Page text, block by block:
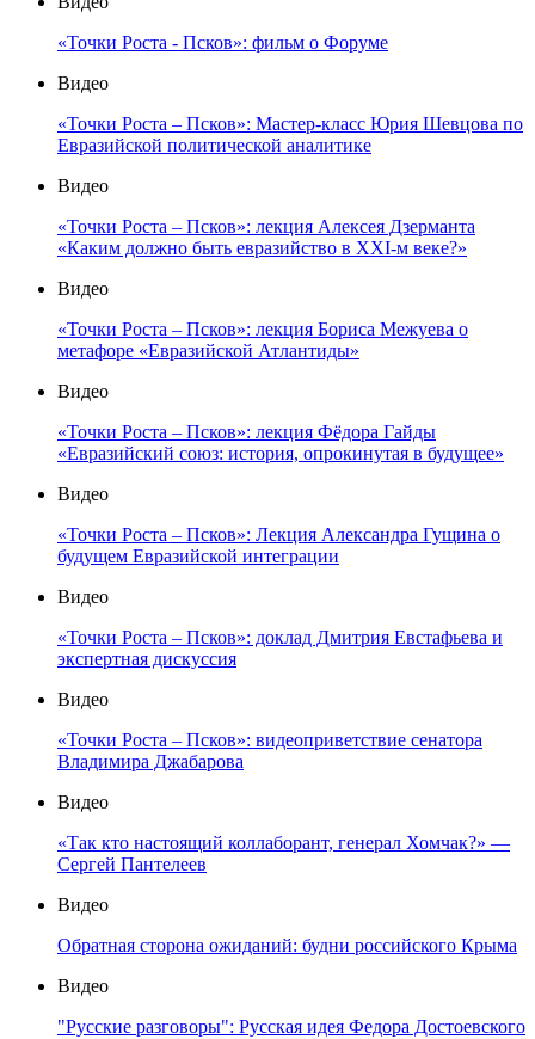
«Точки Роста - Псков»: фильм о Форуме
Видео
«Точки Роста – Псков»: Мастер-класс Юрия Шевцова по
Евразийской политической аналитике
Видео
«Точки Роста – Псков»: лекция Алексея Дзерманта
«Каким должно быть евразийство в XXI-м веке?»
Видео
«Точки Роста – Псков»: лекция Бориса Межуева о
метафоре «Евразийской Атлантиды»
Видео
«Точки Роста – Псков»: лекция Фёдора Гайды
«Евразийский союз: история, опрокинутая в будущее»
Видео
«Точки Роста – Псков»: Лекция Александра Гущина о
будущем Евразийской интеграции
Видео
«Точки Роста – Псков»: доклад Дмитрия Евстафьева и
экспертная дискуссия
Видео
«Точки Роста – Псков»: видеоприветствие сенатора
Владимира Джабарова
Видео
«Так кто настоящий коллаборант, генерал Хомчак?» —
Сергей Пантелеев
Видео
Обратная сторона ожиданий: будни российского Крыма
Видео
"Русские разговоры": Русская идея Федора Достоевского